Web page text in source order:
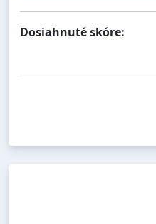
Dosiahnuté skóre: